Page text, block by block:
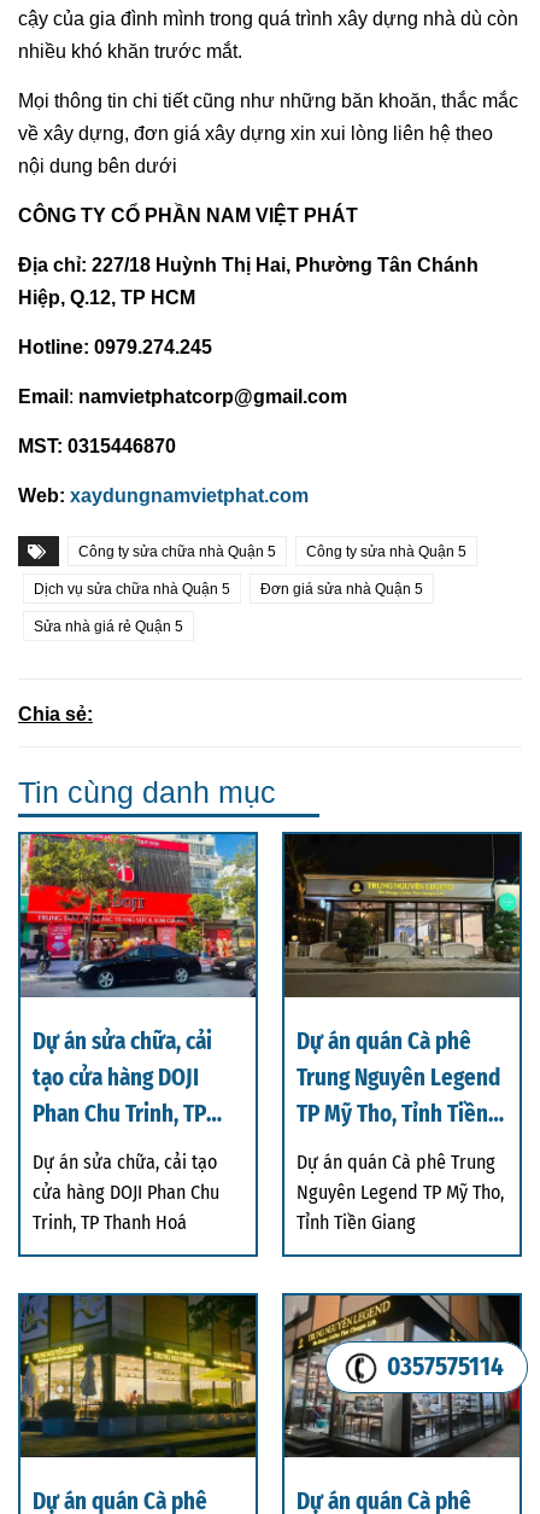
cậy của gia đình mình trong quá trình xây dựng nhà dù còn
nhiều khó khăn trước mắt.
Mọi thông tin chi tiết cũng như những băn khoăn, thắc mắc
về xây dựng, đơn giá xây dựng xin xui lòng liên hệ theo
nội dung bên dưới
CÔNG TY CỔ PHẦN NAM VIỆT PHÁT
Địa chỉ: 227/18 Huỳnh Thị Hai, Phường Tân Chánh
Hiệp, Q.12, TP HCM
Hotline: 0979.274.245
Email : namvietphatcorp@gmail.com
MST: 0315446870
Web: xaydungnamvietphat.com
Công ty sửa chữa nhà Quận 5 Công ty sửa nhà Quận 5
Dịch vụ sửa chữa nhà Quận 5 Đơn giá sửa nhà Quận 5
Sửa nhà giá rẻ Quận 5
Chia sẻ:
Tin cùng danh mục
Dự án sửa chữa, cải
tạo cửa hàng DOJI
Phan Chu Trinh, TP
Thanh Hoá
Dự án sửa chữa, cải tạo
cửa hàng DOJI Phan Chu
Trinh, TP Thanh Hoá
Dự án quán Cà phê
Trung Nguyên Legend
TP Mỹ Tho, Tỉnh Tiền
Giang
Dự án quán Cà phê Trung
Nguyên Legend TP Mỹ Tho,
Tỉnh Tiền Giang
Dự án quán Cà phê Dự án quán Cà phê
0357575114